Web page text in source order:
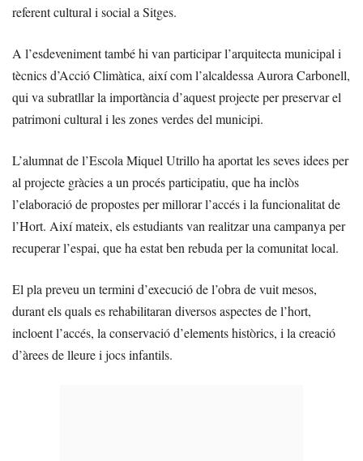
referent cultural i social a Sitges.
A l’esdeveniment també hi van participar l’arquitecta municipal i
tècnics d’Acció Climàtica, així com l’alcaldessa Aurora Carbonell,
qui va subratllar la importància d’aquest projecte per preservar el
patrimoni cultural i les zones verdes del municipi.
L’alumnat de l’Escola Miquel Utrillo ha aportat les seves idees per
al projecte gràcies a un procés participatiu, que ha inclòs
l’elaboració de propostes per millorar l’accés i la funcionalitat de
l’Hort. Així mateix, els estudiants van realitzar una campanya per
recuperar l’espai, que ha estat ben rebuda per la comunitat local.
El pla preveu un termini d’execució de l’obra de vuit mesos,
durant els quals es rehabilitaran diversos aspectes de l’hort,
incloent l’accés, la conservació d’elements històrics, i la creació
d’àrees de lleure i jocs infantils.